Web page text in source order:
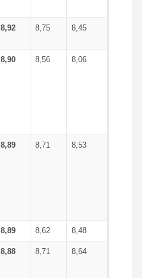
8,92 8,75 8,45
8,90 8,56 8,06
8,89 8,71 8,53
8,89 8,62 8,48
8,88 8,71 8,64